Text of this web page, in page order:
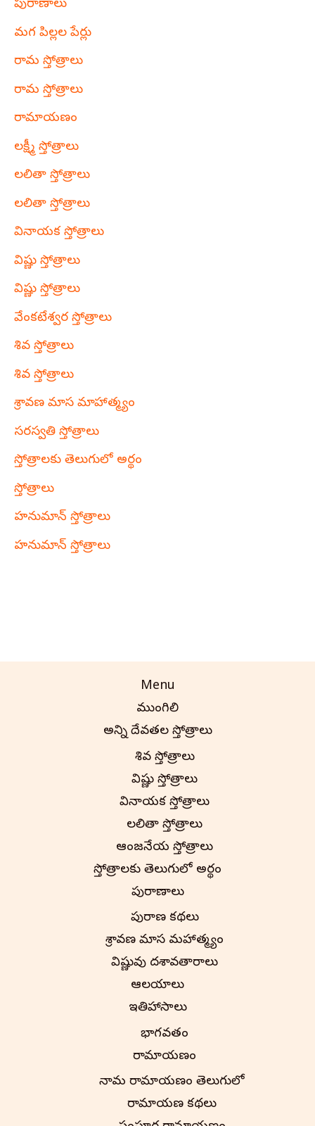
పురాణాలు
మగ పిల్లల పేర్లు
రామ స్తోత్రాలు
రామ స్తోత్రాలు
రామాయణం
లక్ష్మీ స్తోత్రాలు
లలితా స్తోత్రాలు
లలితా స్తోత్రాలు
వినాయక స్తోత్రాలు
విష్ణు స్తోత్రాలు
విష్ణు స్తోత్రాలు
వేంకటేశ్వర స్తోత్రాలు
శివ స్తోత్రాలు
శివ స్తోత్రాలు
శ్రావణ మాస మాహాత్మ్యం
సరస్వతి స్తోత్రాలు
స్తోత్రాలకు తెలుగులో అర్థం
స్తోత్రాలు
హనుమాన్ స్తోత్రాలు
హనుమాన్ స్తోత్రాలు
Menu
ముంగిలి
అన్ని దేవతల స్తోత్రాలు
శివ స్తోత్రాలు
విష్ణు స్తోత్రాలు
వినాయక స్తోత్రాలు
లలితా స్తోత్రాలు
ఆంజనేయ స్తోత్రాలు
స్తోత్రాలకు తెలుగులో అర్థం
పురాణాలు
పురాణ కథలు
శ్రావణ మాస మహాత్మ్యం
విష్ణువు దశావతారాలు
ఆలయాలు
ఇతిహాసాలు
భాగవతం
రామాయణం
నామ రామాయణం తెలుగులో
రామాయణ కథలు